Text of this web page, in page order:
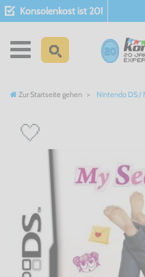
Konsolenkost ist 20!
Zur Startseite gehen Nintendo DS /